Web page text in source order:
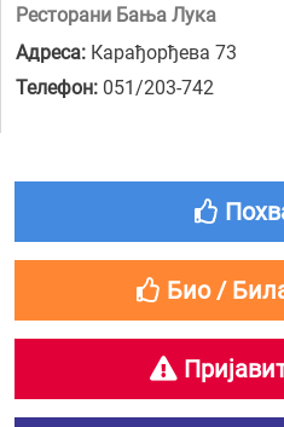
Ресторани Бања Лука
Адреса: Карађорђева 73
Телефон: 051/203-742
Био /